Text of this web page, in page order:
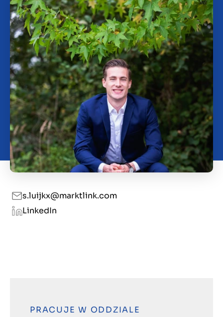
Spostrzeżenia
O nas
Kontakt
PL
s.luijkx@marktlink.com
LinkedIn
PRACUJE W ODDZIALE